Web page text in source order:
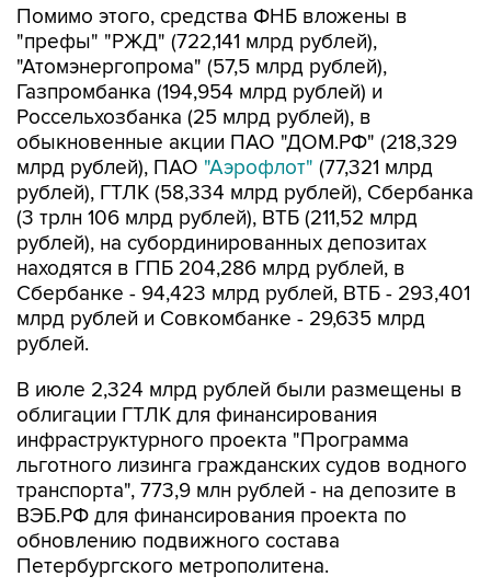
Помимо этого, средства ФНБ вложены в
"префы" "РЖД" (722,141 млрд рублей),
"Атомэнергопрома" (57,5 млрд рублей),
Газпромбанка (194,954 млрд рублей) и
Россельхозбанка (25 млрд рублей), в
обыкновенные акции ПАО "ДОМ.РФ" (218,329
млрд рублей), ПАО "Аэрофлот" (77,321 млрд
рублей), ГТЛК (58,334 млрд рублей), Сбербанка
(3 трлн 106 млрд рублей), ВТБ (211,52 млрд
рублей), на субординированных депозитах
находятся в ГПБ 204,286 млрд рублей, в
Сбербанке - 94,423 млрд рублей, ВТБ - 293,401
млрд рублей и Совкомбанке - 29,635 млрд
рублей.
В июле 2,324 млрд рублей были размещены в
облигации ГТЛК для финансирования
инфраструктурного проекта "Программа
льготного лизинга гражданских судов водного
транспорта", 773,9 млн рублей - на депозите в
ВЭБ.РФ для финансирования проекта по
обновлению подвижного состава
Петербургского метрополитена.